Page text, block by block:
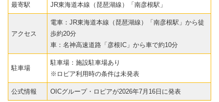
最寄駅 JR東海道本線（琵琶湖線）「南彦根駅」
アクセス
電車：JR東海道本線（琵琶湖線）「南彦根駅」から徒
歩約20分
車：名神高速道路「彦根IC」から車で約10分
駐車場
駐車場：施設駐車場あり
※ロピア利用時の条件は未発表
公式情報 OICグループ・ロピアが2026年7月16日に発表